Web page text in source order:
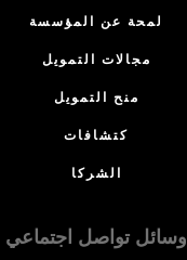
لمحة عن المؤسسة
مجالات التمويل
منح التمويل
كتشافات
الشركا
وسائل تواصل اجتماعي